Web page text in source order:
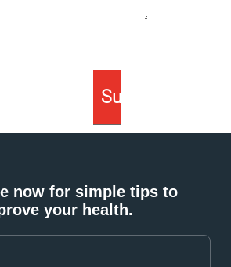
now for simple tips to
your health.